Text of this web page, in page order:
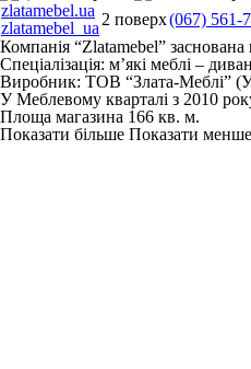
zlatamebel.ua
zlatamebel_ua2 поверх(067) 561-
Компанія “Zlatamebel” заснована
Спеціалізація: м’які меблі –
Виробник: ТОВ “Злата-Меблі”
У Меблевому кварталі з 2010
Площа магазина 166 кв. м.
Показати більше Показати менше